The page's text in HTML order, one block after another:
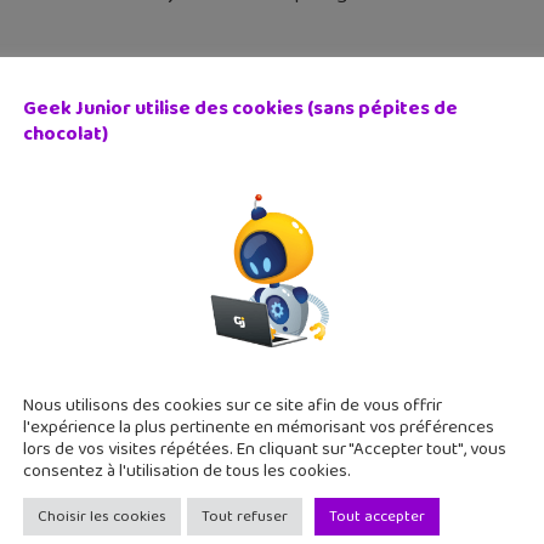
Games : 4 jeux à créer chez vous » en mode DIY
Games : 4 jeux à créer chez vous" est un escape book à
À toi les crayons et une paire de ciseaux pour partir à
Book : « Cauchemar en Ecosse », le défi du
Geek Junior utilise des cookies (sans pépites de
chocolat)
Nous utilisons des cookies sur ce site afin de vous offrir
l'expérience la plus pertinente en mémorisant vos préférences
lors de vos visites répétées. En cliquant sur "Accepter tout", vous
consentez à l'utilisation de tous les cookies.
Choisir les cookies Tout refuser Tout accepter